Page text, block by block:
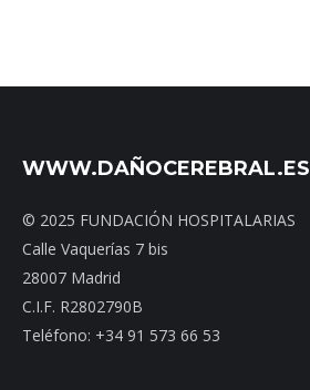
WWW.DAÑOCEREBRAL.ES
© 2025 FUNDACIÓN HOSPITALARIAS
Calle Vaquerías 7 bis
28007 Madrid
C.I.F. R2802790B
Teléfono: +34 91 573 66 53